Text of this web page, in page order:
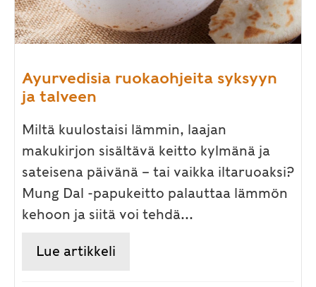
Ayurvedisia ruokaohjeita syksyyn
ja talveen
Miltä kuulostaisi lämmin, laajan
makukirjon sisältävä keitto kylmänä ja
sateisena päivänä – tai vaikka iltaruoaksi?
Mung Dal -papukeitto palauttaa lämmön
kehoon ja siitä voi tehdä...
Lue artikkeli